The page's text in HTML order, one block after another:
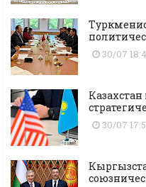
30/07
30/07